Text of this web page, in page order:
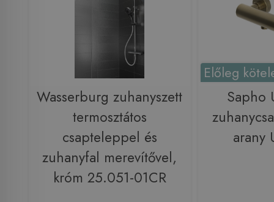
Wasserburg zuhanyszett
termosztátos
csapteleppel és
zuhanyfal merevítővel,
króm 25.051-01CR
Előleg
Sapho
arany